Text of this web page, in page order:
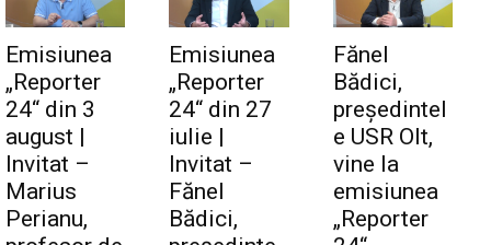
Emisiunea
„Reporter
24“ din 3
august |
Invitat –
Marius
Perianu,
Emisiunea
„Reporter
24“ din 27
iulie |
Invitat –
Fănel
Bădici,
Fănel
Bădici,
preşedintel
e USR Olt,
vine la
emisiunea
„Reporter